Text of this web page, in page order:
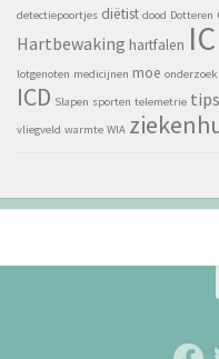
detectiepoortjes diëtist dood Dotteren
Hartbewaking hartfalen
lotgenoten medicijnen moe onderzoek
ICD Slapen sporten telemetrie tips
vliegveld warmte WIA